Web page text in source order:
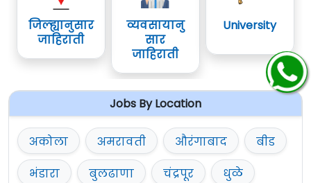
जिल्ह्यानुसार
जाहिराती
व्यवसायानु
सार
जाहिराती
University
Jobs By Location
अकोला अमरावती औरंगाबाद
बीड
भंडारा
बुलढाणा चंद्रपूर
धुळे